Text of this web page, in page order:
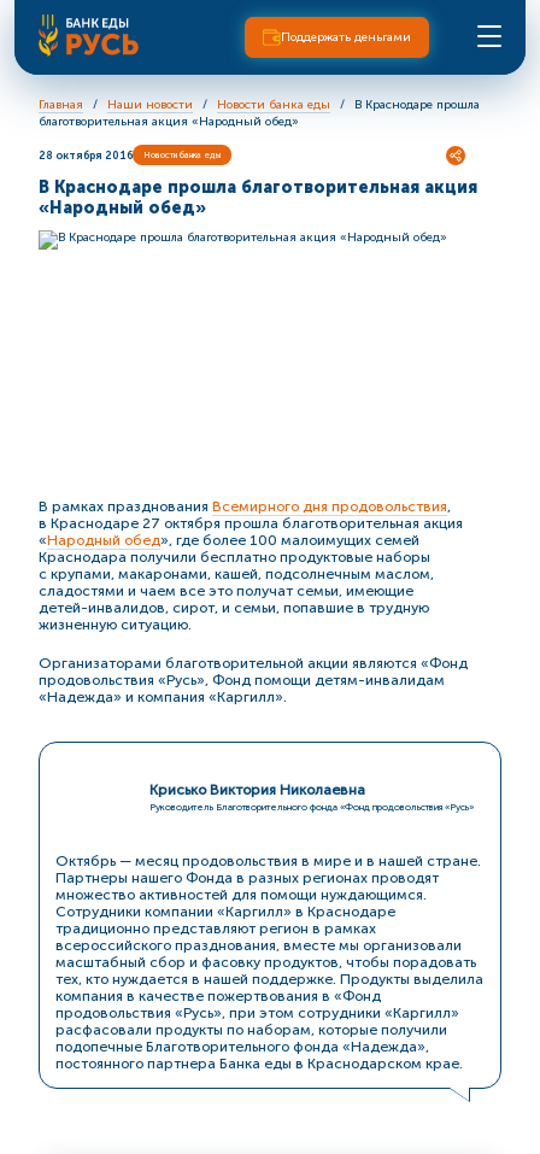
Поддержать деньгами
Главная Наши новости Новости банка еды
В Краснодаре прошла
благотворительная акция «Народный обед»
28 октября 2016 Новости банка еды
В Краснодаре прошла благотворительная акция
«Народный обед»
В рамках празднования Всемирного дня продовольствия,
в Краснодаре 27 октября прошла благотворительная акция
«Народный обед», где более 100 малоимущих семей
Краснодара получили бесплатно продуктовые наборы
с крупами, макаронами, кашей, подсолнечным маслом,
сладостями и чаем все это получат семьи, имеющие
детей-инвалидов, сирот, и семьи, попавшие в трудную
жизненную ситуацию.
Организаторами благотворительной акции являются «Фонд
продовольствия «Русь», Фонд помощи детям-инвалидам
«Надежда» и компания «Каргилл».
Октябрь — месяц продовольствия в мире и в нашей стране.
Партнеры нашего Фонда в разных регионах проводят
множество активностей для помощи нуждающимся.
Сотрудники компании «Каргилл» в Краснодаре
традиционно представляют регион в рамках
всероссийского празднования, вместе мы организовали
масштабный сбор и фасовку продуктов, чтобы порадовать
тех, кто нуждается в нашей поддержке. Продукты выделила
компания в качестве пожертвования в «Фонд
продовольствия «Русь», при этом сотрудники «Каргилл»
расфасовали продукты по наборам, которые получили
подопечные Благотворительного фонда «Надежда»,
постоянного партнера Банка еды в Краснодарском крае.
Крисько Виктория Николаевна
Руководитель Благотворительного фонда «Фонд продовольствия «Русь»